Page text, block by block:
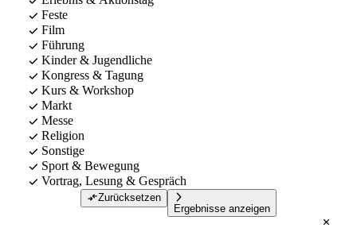
Feste
Film
Führung
Kinder & Jugendliche
Kongress & Tagung
Kurs & Workshop
Markt
Messe
Religion
Sonstige
Sport & Bewegung
Vortrag, Lesung & Gespräch
Zurücksetzen
Ergebnisse anzeigen